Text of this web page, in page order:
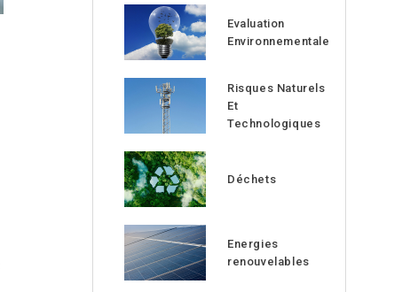
Evaluation
Environnementale
Risques Naturels
Et
Technologiques
Déchets
Energies
renouvelables